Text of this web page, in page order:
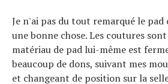
Je n'ai pas du tout remarqué le pad
une bonne chose. Les coutures
matériau de pad lui-même est
beaucoup de dons, suivant mes
et changeant de position sur la